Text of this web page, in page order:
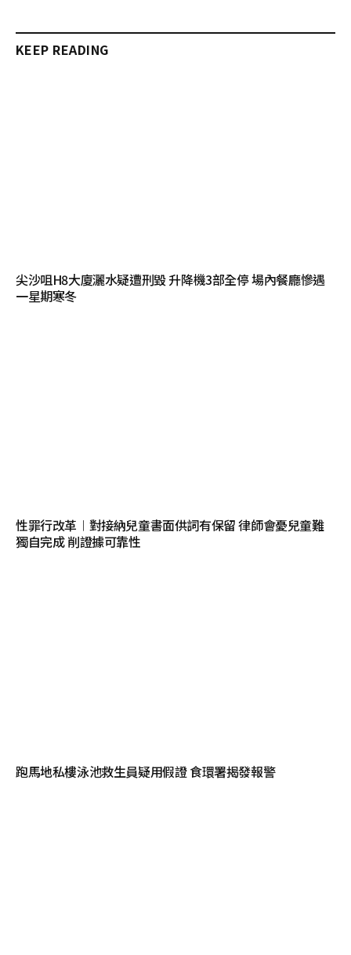
KEEP READING
尖沙咀H8大廈灑水疑遭刑毀 升降機3部全停 場內餐廳慘遇
一星期寒冬
性罪行改革︱對接納兒童書面供詞有保留 律師會憂兒童難
獨自完成 削證據可靠性
跑馬地私樓泳池救生員疑用假證 食環署揭發報警